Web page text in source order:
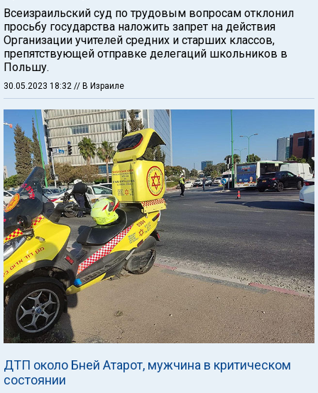
Всеизраильский суд по трудовым вопросам отклонил
просьбу государства наложить запрет на действия
Организации учителей средних и старших классов,
препятствующей отправке делегаций школьников в
Польшу.
30.05.2023 18:32 // В Израиле
ДТП около Бней Атарот, мужчина в критическом
состоянии